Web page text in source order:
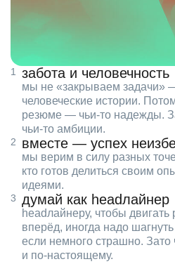
забота и человечность
мы не «закрываем
человеческие истории.
резюме — чьи‑то надежды.
чьи‑то амбиции.
вместе — успех
мы верим в силу разных
кто готов делиться своим
идеями.
думай как headлайнер
headлайнеру, чтобы
вперёд, иногда надо
если немного страшно. Зато
и по‑настоящему.